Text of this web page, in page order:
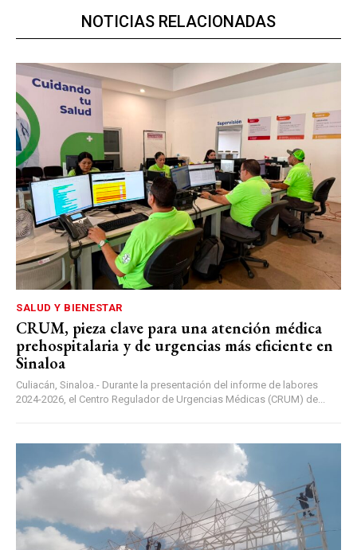
NOTICIAS RELACIONADAS
SALUD Y BIENESTAR
CRUM, pieza clave para una atención médica
prehospitalaria y de urgencias más eficiente en
Sinaloa
Culiacán, Sinaloa.- Durante la presentación del informe de labores
2024-2026, el Centro Regulador de Urgencias Médicas (CRUM) de...